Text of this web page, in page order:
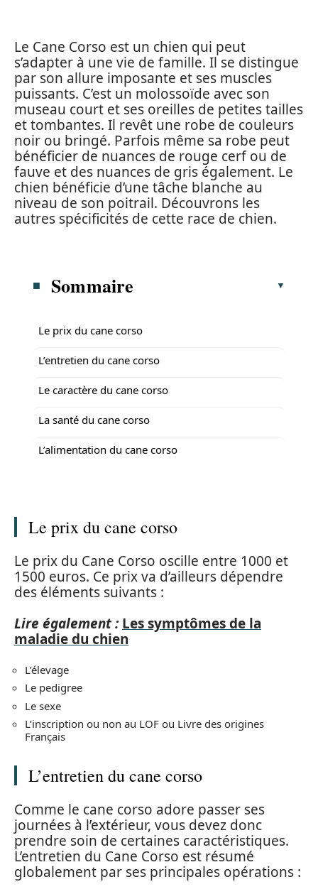
Le Cane Corso est un chien qui peut
s’adapter à une vie de famille. Il se distingue
par son allure imposante et ses muscles
puissants. C’est un molossoïde avec son
museau court et ses oreilles de petites tailles
et tombantes. Il revêt une robe de couleurs
noir ou bringé. Parfois même sa robe peut
bénéficier de nuances de rouge cerf ou de
fauve et des nuances de gris également. Le
chien bénéficie d’une tâche blanche au
niveau de son poitrail. Découvrons les
autres spécificités de cette race de chien.
Sommaire
Le prix du cane corso
L’entretien du cane corso
Le caractère du cane corso
La santé du cane corso
L’alimentation du cane corso
Le prix du cane corso
Le prix du Cane Corso oscille entre 1000 et
1500 euros. Ce prix va d’ailleurs dépendre
des éléments suivants :
Lire également : Les symptômes de la
maladie du chien
L’élevage
Le pedigree
Le sexe
L’inscription ou non au LOF ou Livre des origines
Français
L’entretien du cane corso
Comme le cane corso adore passer ses
journées à l’extérieur, vous devez donc
prendre soin de certaines caractéristiques.
L’entretien du Cane Corso est résumé
globalement par ses principales opérations :